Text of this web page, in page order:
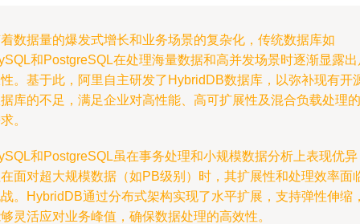
数据量的爆发式增长和业务场景的复杂化，传统数据库如
和PostgreSQL在处理海量数据和高并发场景时逐渐显露出
。基于此，阿里自主研发了HybridDB数据库，以弥补现有开
库的不足，满足企业对高性能、高可扩展性及混合负载处理的
。
和PostgreSQL虽在事务处理和小规模数据分析上表现优异
面对超大规模数据（如PB级别）时，其扩展性和处理效率面
。HybridDB通过分布式架构实现了水平扩展，支持弹性伸缩
灵活应对业务峰值，确保数据处理的高效性。